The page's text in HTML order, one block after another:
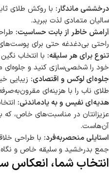
درخششی ماندگار: با روکش طلای
سالیان متمادی لذت ببرید.
آرامش خاطر از بابت حساسیت:
راحتی بی‌دغدغه حتی برای
تنوع برای هر سلیقه: با انتخاب
خود را شخصی‌سازی کنید و
جلوه‌ای لوکس و اقتصادی: زیبایی
طلای ناب را با هزینه‌ای
هدیه‌ای نفیس و به یادماندنی:
عزیزانتان در مناسبت‌های خاص، که
آن‌هاست.
استایلی منحصربه‌فرد: با طراحی
جمع بدرخشید و سلیقه خاص و نگاه
انتخاب شما، انعکاس